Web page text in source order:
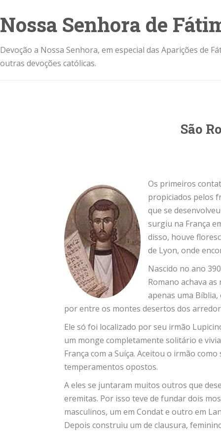
Nossa Senhora de
Devoção a Nossa Senhora, em especial das Aparições de
outras devoções católicas.
São
Os primeiros
propiciados pelos
que se
surgiu na França
disso, houve
de Lyon, onde
Nascido no ano
Romano achava
apenas uma
por entre os montes desertos dos
Ele só foi localizado por seu irmão
um monge completamente solitário e
França com a Suíça. Aceitou o irmão
temperamentos opostos.
A eles se juntaram muitos outros que
eremitas. Por isso teve de fundar dois
masculinos, um em Condat e outro em
Depois construiu um de clausura,